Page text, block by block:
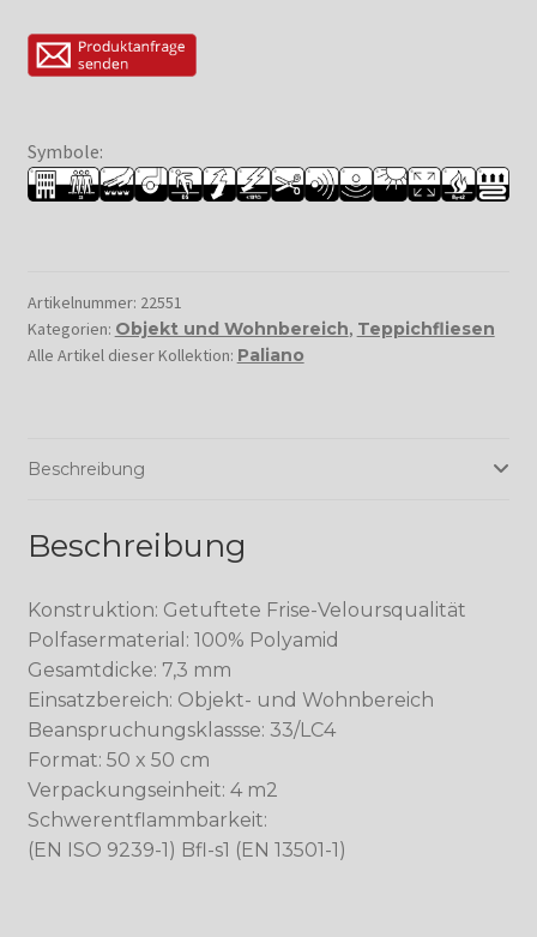
Symbole:
Artikelnummer: 22551
Kategorien: Objekt und Wohnbereich, Teppichfliesen
Alle Artikel dieser Kollektion: Paliano
Beschreibung
Beschreibung
Konstruktion: Getuftete Frise-Veloursqualität
Polfasermaterial: 100% Polyamid
Gesamtdicke: 7,3 mm
Einsatzbereich: Objekt- und Wohnbereich
Beanspruchungsklassse: 33/LC4
Format: 50 x 50 cm
Verpackungseinheit: 4 m2
Schwerentflammbarkeit:
(EN ISO 9239-1) Bfl-s1 (EN 13501-1)